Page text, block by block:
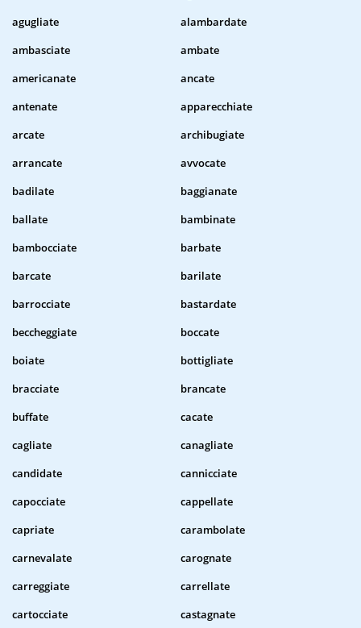
agugliate
alambardate
ambasciate
ambate
americanate
ancate
antenate
apparecchiate
arcate
archibugiate
arrancate
avvocate
badilate
baggianate
ballate
bambinate
bambocciate
barbate
barcate
barilate
barrocciate
bastardate
beccheggiate
boccate
boiate
bottigliate
bracciate
brancate
buffate
cacate
cagliate
canagliate
candidate
cannicciate
capocciate
cappellate
capriate
carambolate
carnevalate
carognate
carreggiate
carrellate
cartocciate
castagnate